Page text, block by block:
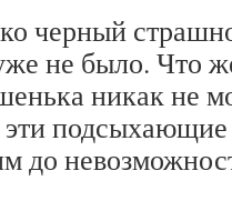
черный
не было. Что
никак не
эти
до